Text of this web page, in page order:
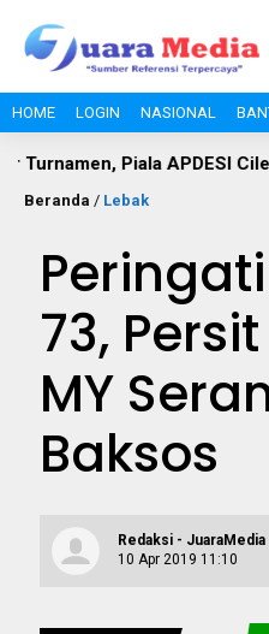
HOME LOGIN NASIONAL
Piala APDESI Cileles dan
Beranda / Lebak
Peringati
73,
MY
Baksos
Redaksi - JuaraMedia
10 Apr 2019 11:10